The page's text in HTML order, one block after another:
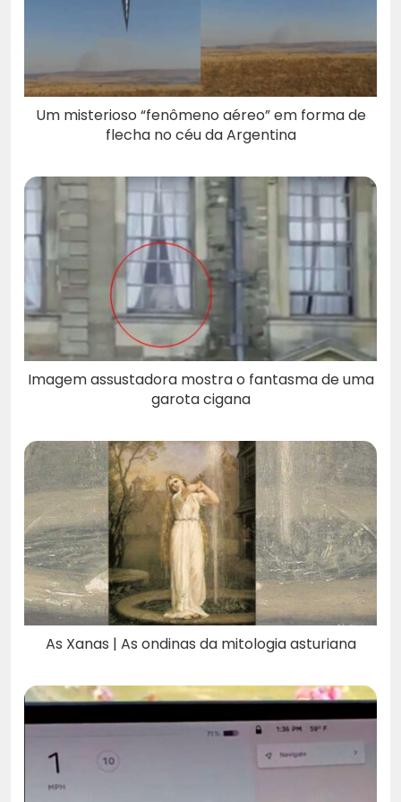
Um misterioso “fenômeno aéreo” em forma de
flecha no céu da Argentina
Imagem assustadora mostra o fantasma de uma
garota cigana
As Xanas | As ondinas da mitologia asturiana